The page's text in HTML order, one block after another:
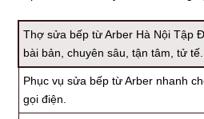
Thợ sửa bếp từ Arber Hà Nội Tập
bài bản, chuyên sâu, tận tâm, tử tế.
Phục vụ sửa bếp từ Arber nhanh
gọi điện.